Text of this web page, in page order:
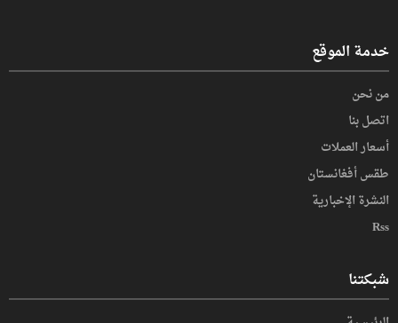
خدمة الموقع
من نحن
اتصل بنا
أسعار العملات
طقس أفغانستان
النشرة الإخبارية
Rss
شبكتنا